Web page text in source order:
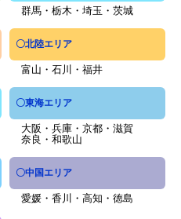
群馬・栃木・埼玉・茨城
〇北陸エリア
富山・石川・福井
〇東海エリア
大阪・兵庫・京都・滋賀
奈良・和歌山
〇中国エリア
愛媛・香川・高知・徳島